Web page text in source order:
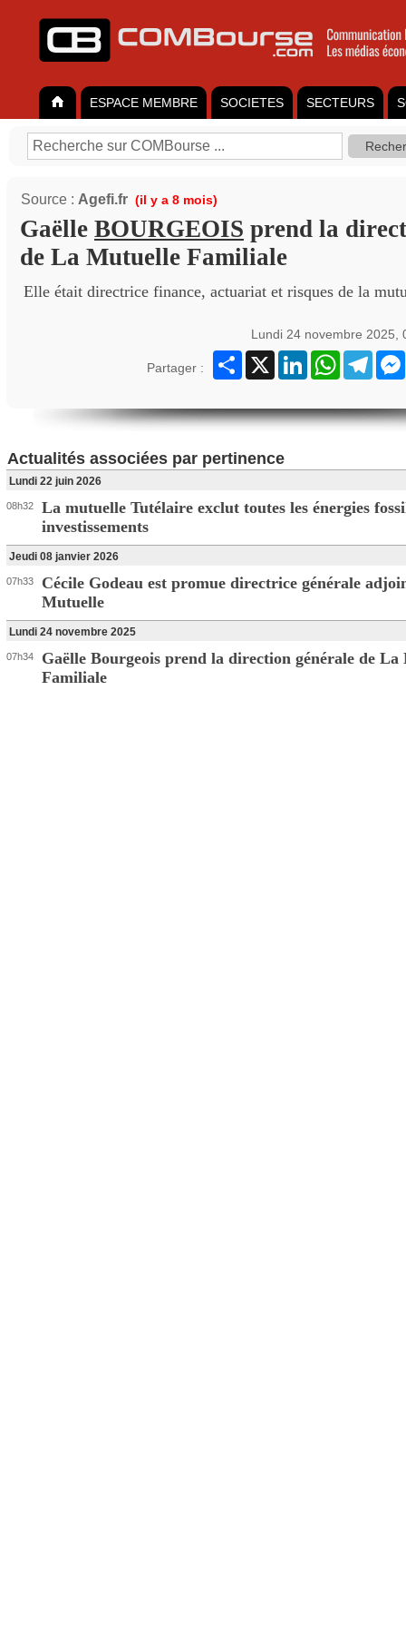
ESPACE MEMBRE SOCIETES SECTEURS
Source : Agefi.fr (il y a 8 mois)
Gaëlle BOURGEOIS prend la
de La Mutuelle Familiale
Elle était directrice finance, actuariat et risques de la
Lundi 24 novembre 2025,
Partager :
Partager
X LinkedInWhatsApp
Actualités associées par pertinence
Lundi 22 juin 2026
08h32
La mutuelle Tutélaire exclut toutes les énergies
investissements
Jeudi 08 janvier 2026
07h33
Cécile Godeau est promue directrice générale
Mutuelle
Lundi 24 novembre 2025
07h34
Gaëlle Bourgeois prend la direction générale de La
Familiale